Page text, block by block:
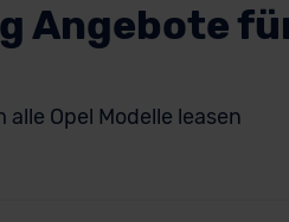
Angebote
alle Opel Modelle leasen